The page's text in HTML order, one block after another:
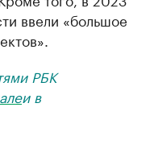
ввели «большое
РБК
и в